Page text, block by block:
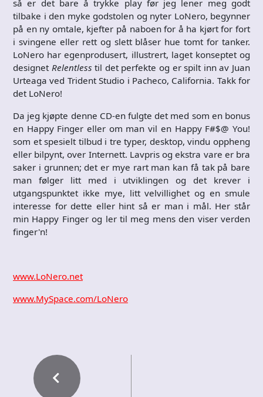
så er det bare å trykke play før jeg lener meg godt
tilbake i den myke godstolen og nyter LoNero, begynner
på en ny omtale, kjefter på naboen for å ha kjørt for fort
i svingene eller rett og slett blåser hue tomt for tanker.
LoNero har egenprodusert, illustrert, laget konseptet og
designet Relentless til det perfekte og er spilt inn av Juan
Urteaga ved Trident Studio i Pacheco, California. Takk for
det LoNero!
Da jeg kjøpte denne CD-en fulgte det med som en bonus
en Happy Finger eller om man vil en Happy F#$@ You!
som et spesielt tilbud i tre typer, desktop, vindu oppheng
eller bilpynt, over Internett. Lavpris og ekstra vare er bra
saker i grunnen; det er mye rart man kan få tak på bare
man følger litt med i utviklingen og det krever i
utgangspunktet ikke mye, litt velvillighet og en smule
interesse for dette eller hint så er man i mål. Her står
min Happy Finger og ler til meg mens den viser verden
finger'n!
www.LoNero.net
www.MySpace.com/LoNero